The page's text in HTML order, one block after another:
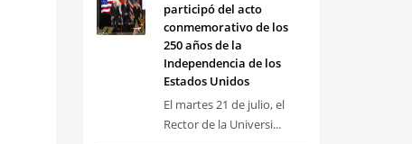
participó del acto
conmemorativo de los
250 años de la
Independencia de los
Estados Unidos
El martes 21 de julio, el
Rector de la Universi...